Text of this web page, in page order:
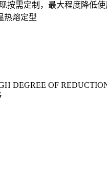
按需定制，最大程度降低
热熔定型
DEGREE OF